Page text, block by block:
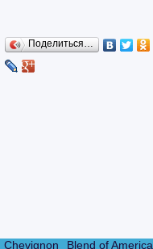
Поделиться…
Chevignon Blend of America